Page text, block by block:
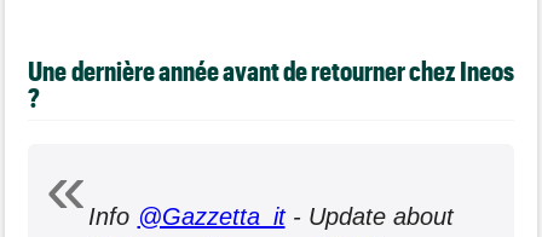
Une dernière année avant de retourner chez Ineos
?
Info @Gazzetta_it- Update about